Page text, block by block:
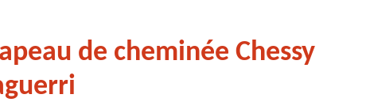
de cheminée Chessy